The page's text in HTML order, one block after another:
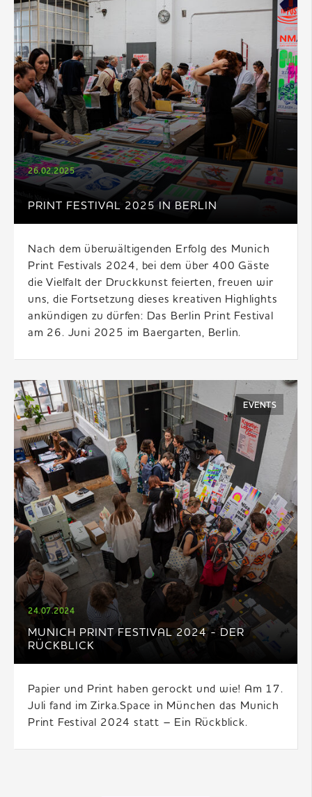
PRINT FESTIVAL 2025 IN BERLIN
26.02.2025
Nach dem überwältigenden Erfolg des Munich
Print Festivals 2024, bei dem über 400 Gäste
die Vielfalt der Druckkunst feierten, freuen wir
uns, die Fortsetzung dieses kreativen Highlights
ankündigen zu dürfen: Das Berlin Print Festival
am 26. Juni 2025 im Baergarten, Berlin.
MUNICH PRINT FESTIVAL 2024 - DER
RÜCKBLICK
24.07.2024
EVENTS
Papier und Print haben gerockt und wie! Am 17.
Juli fand im Zirka.Space in München das Munich
Print Festival 2024 statt – Ein Rückblick.